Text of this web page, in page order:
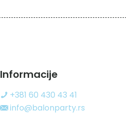
Informacije
+381 60 430 43 41
info@balonparty.rs